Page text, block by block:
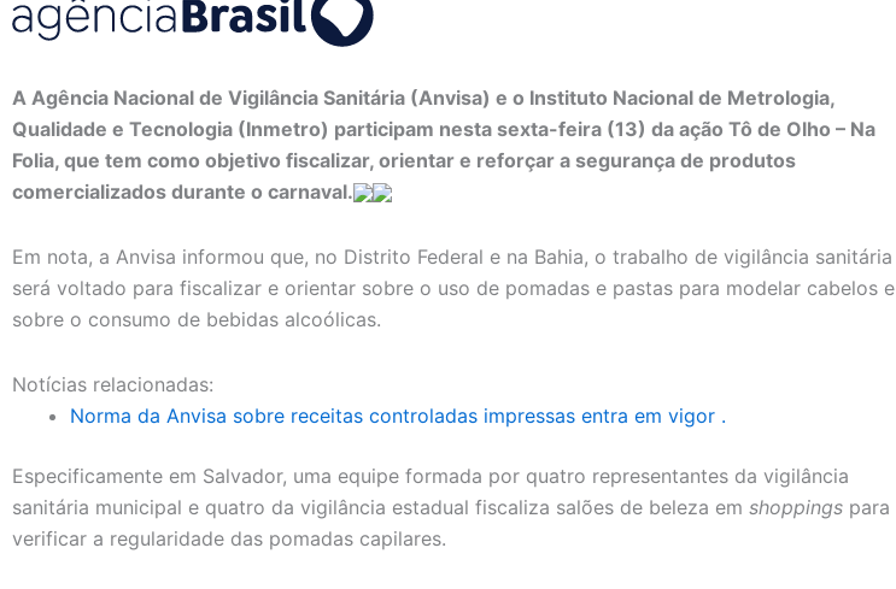
A Agência Nacional de Vigilância Sanitária (Anvisa) e o Instituto Nacional de Metrologia,
Qualidade e Tecnologia (Inmetro) participam nesta sexta-feira (13) da ação Tô de Olho – Na
Folia, que tem como objetivo fiscalizar, orientar e reforçar a segurança de produtos
comercializados durante o carnaval.
Em nota, a Anvisa informou que, no Distrito Federal e na Bahia, o trabalho de vigilância sanitária
será voltado para fiscalizar e orientar sobre o uso de pomadas e pastas para modelar cabelos e
sobre o consumo de bebidas alcoólicas.
Notícias relacionadas:
Norma da Anvisa sobre receitas controladas impressas entra em vigor .
Especificamente em Salvador, uma equipe formada por quatro representantes da vigilância
sanitária municipal e quatro da vigilância estadual fiscaliza salões de beleza em shoppings para
verificar a regularidade das pomadas capilares.